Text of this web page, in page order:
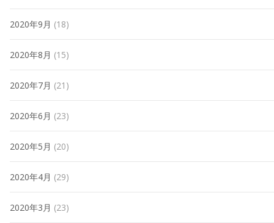
2020年9月 (18)
2020年8月 (15)
2020年7月 (21)
2020年6月 (23)
2020年5月 (20)
2020年4月 (29)
2020年3月 (23)